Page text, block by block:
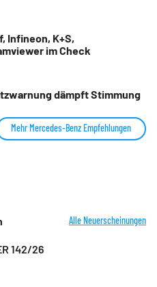
Infineon, K+S,
im Check
dämpft Stimmung
Mehr Mercedes-Benz Empfehlungen
Alle Neuerscheinungen
142/26